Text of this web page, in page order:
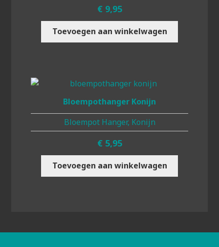
€ 9,95
Toevoegen aan winkelwagen
Bloempothanger Konijn
Bloempot Hanger, Konijn
€ 5,95
Toevoegen aan winkelwagen